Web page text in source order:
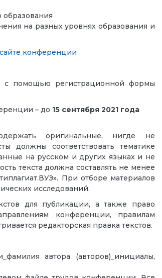
на разных уровнях образования и
сайте конференции
с помощью
регистрационной формы
– до 15 сентября 2021 года
оригинальные, нигде не
должны соответствовать тематике
на русском и других языках и не
текста должна составлять не менее
При отборе материалов
исследований.
для публикации, а также право
конференции, правилам
редакторская правка текстов.
автора (авторов)_инициалы,